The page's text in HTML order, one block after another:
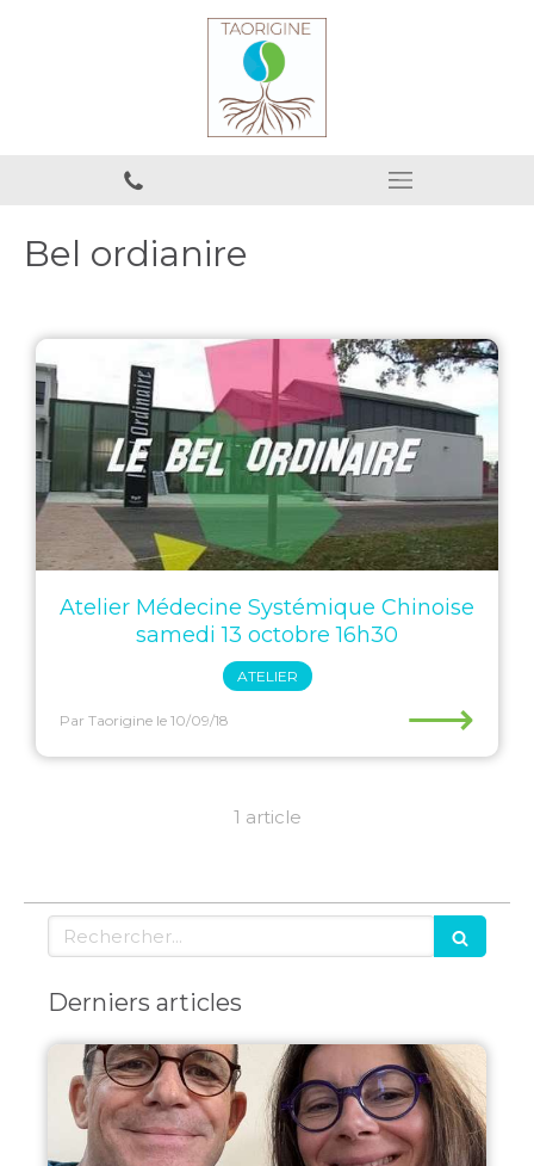
Bel ordianire
Atelier Médecine Systémique Chinoise
samedi 13 octobre 16h30
ATELIER
Par Taorigine le 10/09/18 ⟶
1 article
Rechercher
Derniers articles